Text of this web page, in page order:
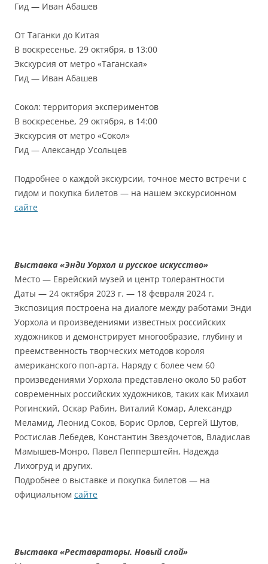
Гид — Иван Абашев
От Таганки до Китая
В воскресенье, 29 октября, в 13:00
Экскурсия от метро «Таганская»
Гид — Иван Абашев
Сокол: территория экспериментов
В воскресенье, 29 октября, в 14:00
Экскурсия от метро «Сокол»
Гид — Александр Усольцев
Подробнее о каждой экскурсии, точное место встречи с
гидом и покупка билетов — на нашем экскурсионном
сайте
Выставка «Энди Уорхол и русское искусство»
Место — Еврейский музей и центр толерантности
Даты — 24 октября 2023 г. — 18 февраля 2024 г.
Экспозиция построена на диалоге между работами Энди
Уорхола и произведениями известных российских
художников и демонстрирует многообразие, глубину и
преемственность творческих методов короля
американского поп-арта. Наряду с более чем 60
произведениями Уорхола представлено около 50 работ
современных российских художников, таких как Михаил
Рогинский, Оскар Рабин, Виталий Комар, Александр
Меламид, Леонид Соков, Борис Орлов, Сергей Шутов,
Ростислав Лебедев, Константин Звездочетов, Владислав
Мамышев-Монро, Павел Пепперштейн, Надежда
Лихогруд и других.
Подробнее о выставке и покупка билетов — на
официальном сайте
Выставка «Реставраторы. Новый слой»